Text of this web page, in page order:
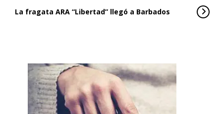
La fragata ARA “Libertad” llegó a Barbados